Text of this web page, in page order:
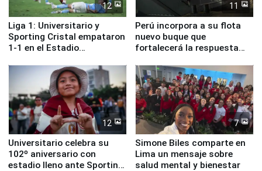
12
Liga 1: Universitario y
Sporting Cristal empataron
1-1 en el Estadio
11
Perú incorpora a su flota
nuevo buque que
fortalecerá la respuesta
12
Universitario celebra su
102º aniversario con
estadio lleno ante Sporting
7
Simone Biles comparte en
Lima un mensaje sobre
salud mental y bienestar